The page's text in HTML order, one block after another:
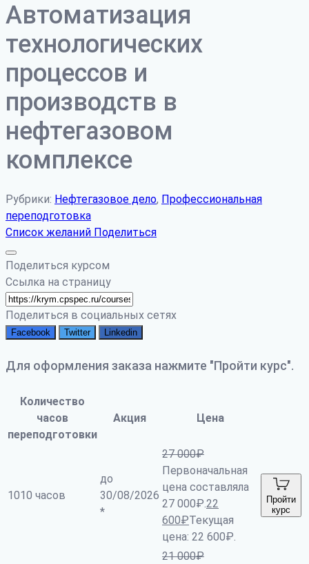
Автоматизация
технологических
процессов и
производств в
нефтегазовом
комплексе
Рубрики: Нефтегазовое дело, Профессиональная
переподготовка
Список желаний Поделиться
Поделиться курсом
Ссылка на страницу
Поделиться в социальных сетях
Facebook Twitter Linkedin
Для оформления заказа нажмите "Пройти курс".
Количество
часов
переподготовки
Акция Цена
1010 часов
до
30/08/2026
*
27 000₽
Первоначальная
цена составляла
27 000₽.22
600₽Текущая
цена: 22 600₽.
Пройти
курс
21 000₽